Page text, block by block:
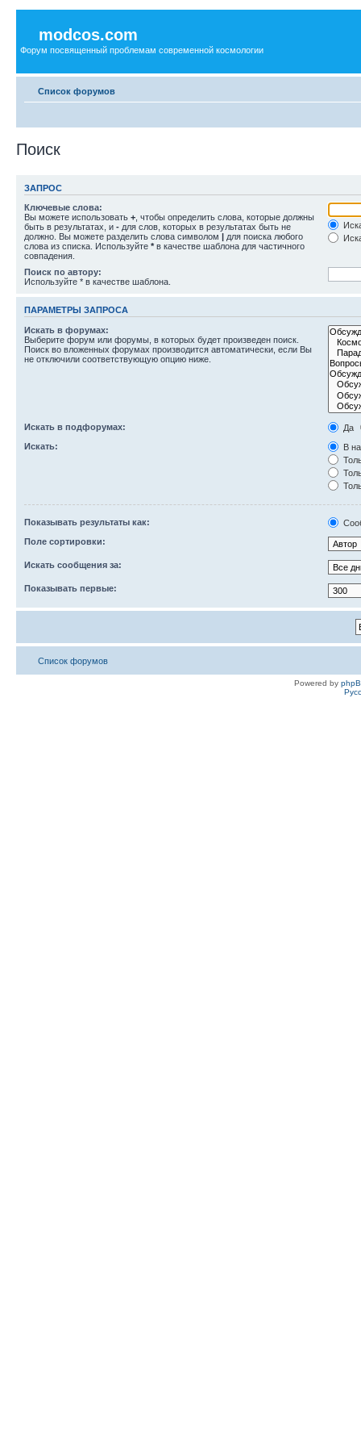
modcos.com
Форум посвященный проблемам современной космологии
Список форумов
Поиск
ЗАПРОС
Ключевые слова:
Вы можете использовать + , чтобы определить слова, которые должны
быть в результатах, и - для слов, которых в результатах быть не
должно. Вы можете разделить слова символом | для поиска любого
слова из списка. Используйте * в качестве шаблона для частичного
совпадения.
Поиск по автору:
Используйте * в качестве шаблона.
ПАРАМЕТРЫ ЗАПРОСА
Искать в форумах:
Выберите форум или форумы, в которых будет произведен поиск.
Поиск во вложенных форумах производится автоматически, если Вы
не отключили соответствующую опцию ниже.
Искать в подфорумах:
Да
Искать:
В
Показывать результаты как:
Поле сортировки:
Искать сообщения за:
Показывать первые:
Список форумов
Powered by